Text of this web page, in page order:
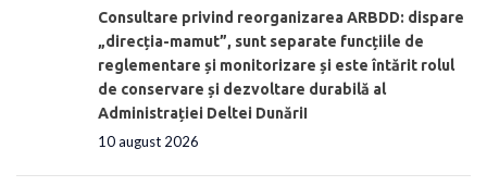
Consultare privind reorganizarea ARBDD: dispare
„direcția-mamut”, sunt separate funcțiile de
reglementare și monitorizare și este întărit rolul
de conservare și dezvoltare durabilă al
Administrației Deltei DunăriI
10 august 2026